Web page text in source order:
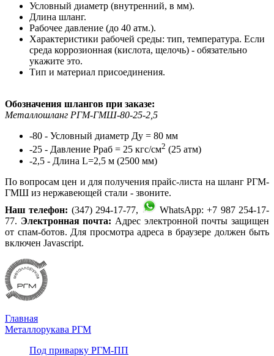
Условный диаметр (внутренний, в мм).
Длина шланг.
Рабочее давление (до 40 атм.).
Характеристики рабочей среды: тип, температура. Если
среда коррозионная (кислота, щелочь) - обязательно
укажите это.
Тип и материал присоединения.
Обозначения шлангов при заказе:
Металлошланг РГМ-ГМШ-80-25-2,5
-80 - Условный диаметр Ду = 80 мм
-25 - Давление Рраб = 25 кгс/см2 (25 атм)
-2,5 - Длина L=2,5 м (2500 мм)
По вопросам цен и для получения прайс-листа на шланг РГМ-
ГМШ из нержавеющей стали - звоните.
Наш телефон: (347) 294-17-77,
WhatsApp: +7 987 254-17-
77. Электронная почта: Адрес электронной почты защищен
от спам-ботов. Для просмотра адреса в браузере должен быть
включен Javascript.
Главная
Металлорукава РГМ
Под приварку РГМ-ПП